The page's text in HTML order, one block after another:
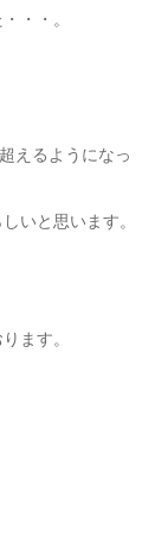
・・。
えるようになっ
いと思います。
ます。